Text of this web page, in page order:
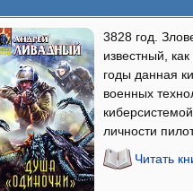
3828 год.
известный,
годы данная
военных
личности
Читать